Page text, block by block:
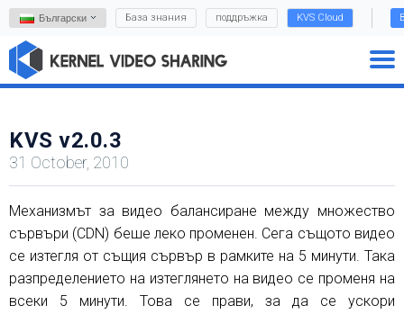
Български База знания поддръжка KVS Cloud
KVS v2.0.3
31 October, 2010
Механизмът за видео балансиране между множество
сървъри (CDN) беше леко променен. Сега същото видео
се изтегля от същия сървър в рамките на 5 минути. Така
разпределението на изтеглянето на видео се променя на
всеки 5 минути. Това се прави, за да се ускори